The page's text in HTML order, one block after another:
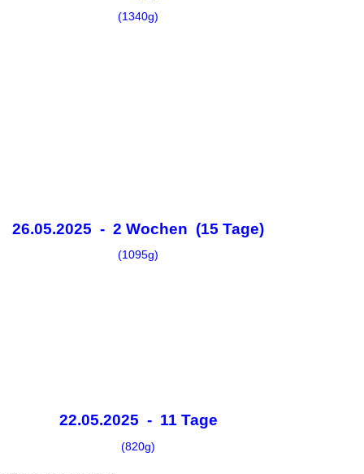
(1340g)
26.05.2025 - 2 Wochen (15 Tage)
(1095g)
22.05.2025 - 11 Tage
(820g)